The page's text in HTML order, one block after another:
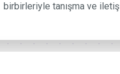
birbirleriyle tanışma ve